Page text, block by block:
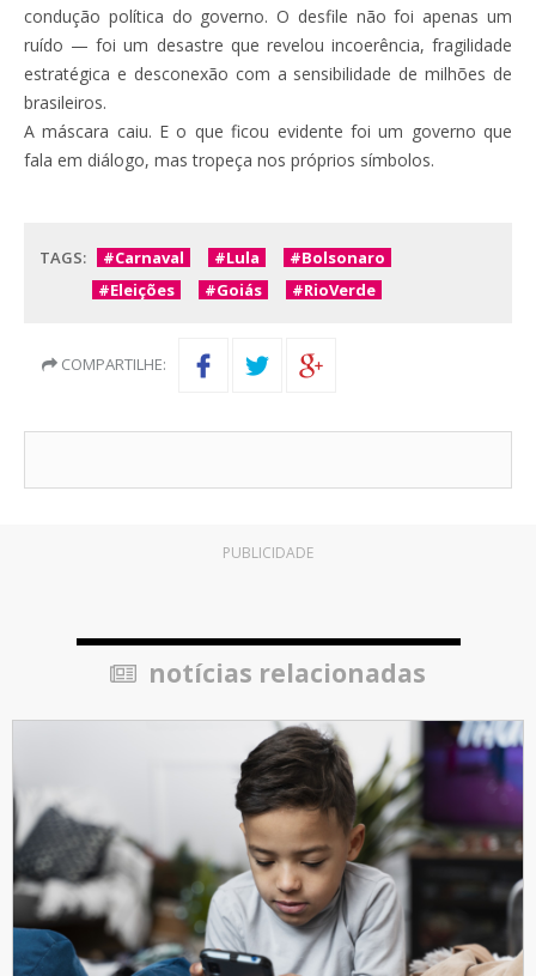
condução política do governo. O desfile não foi apenas um
ruído — foi um desastre que revelou incoerência, fragilidade
estratégica e desconexão com a sensibilidade de milhões de
brasileiros.
A máscara caiu. E o que ficou evidente foi um governo que
fala em diálogo, mas tropeça nos próprios símbolos.
TAGS: #Carnaval #Lula
#Bolsonaro
#Eleições
#Goiás #RioVerde
COMPARTILHE:
PUBLICIDADE
notícias relacionadas